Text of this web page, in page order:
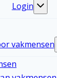
Login
Toggle
vakmensen